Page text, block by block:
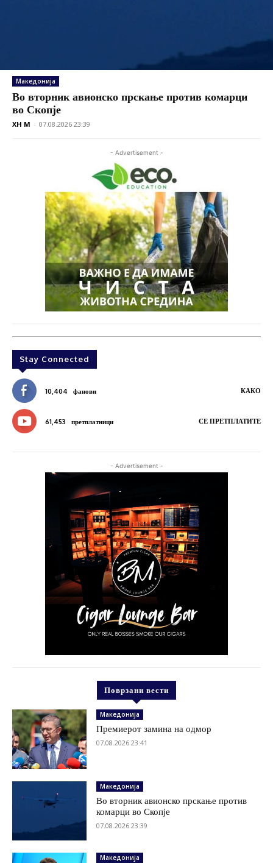
Македонија
Во вторник авионско прскање против комарци
во Скопје
XH M - 07.08.2026 23:39
- Advertisement -
Stay Connected
10,404 фанови КАКО
61,453 претплатници СЕ ПРЕТПЛАТИТЕ
- Advertisement -
Поврзани вести
Македонија
Премиерот замина на одмор
07.08.2026 23:41
Македонија
Во вторник авионско прскање против
комарци во Скопје
07.08.2026 23:39
Македонија